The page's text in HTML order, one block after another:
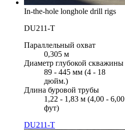
In-the-hole longhole drill rigs
DU211-T
Параллельный охват
0,305 м
Диаметр глубокой скважины
89 - 445 мм (4 - 18
дюйм.)
Длина буровой трубы
1,22 - 1,83 м (4,00 - 6,00
фут)
DU211-T